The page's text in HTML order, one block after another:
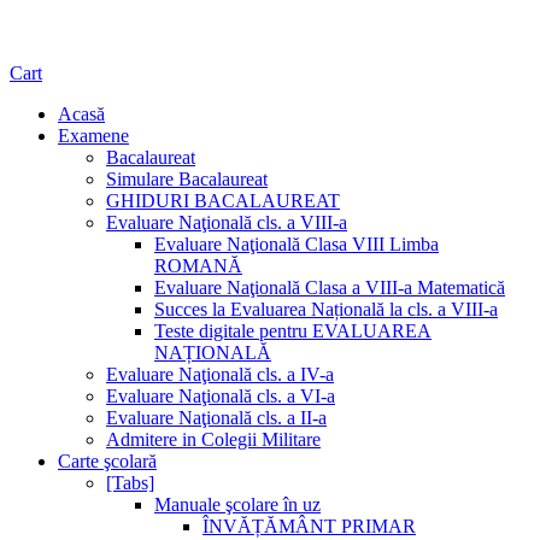
Cart
Acasă
Examene
Bacalaureat
Simulare Bacalaureat
GHIDURI BACALAUREAT
Evaluare Naţională cls. a VIII-a
Evaluare Naţională Clasa VIII Limba
ROMANĂ
Evaluare Naţională Clasa a VIII-a Matematică
Succes la Evaluarea Națională la cls. a VIII-a
Teste digitale pentru EVALUAREA
NAȚIONALĂ
Evaluare Naţională cls. a IV-a
Evaluare Naţională cls. a VI-a
Evaluare Naţională cls. a II-a
Admitere in Colegii Militare
Carte şcolară
[Tabs]
Manuale şcolare în uz
ÎNVĂȚĂMÂNT PRIMAR